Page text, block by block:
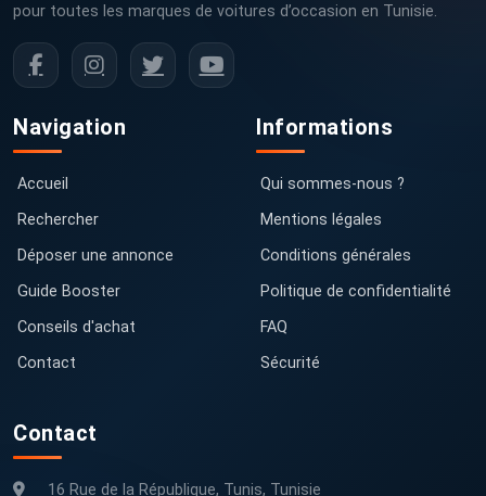
pour toutes les marques de voitures d’occasion en Tunisie.
Navigation
Accueil
Rechercher
Déposer une annonce
Guide Booster
Conseils d'achat
Contact
Informations
Qui sommes-nous ?
Mentions légales
Conditions générales
Politique de confidentialité
FAQ
Sécurité
Contact
16 Rue de la République, Tunis, Tunisie